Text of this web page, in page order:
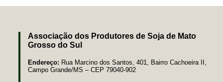
Associação dos Produtores de Soja de Mato
Grosso do Sul
Endereço: Rua Marcino dos Santos, 401, Bairro Cachoeira II,
Campo Grande/MS – CEP 79040-902